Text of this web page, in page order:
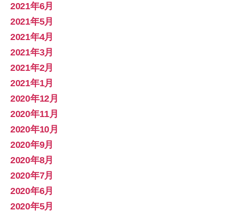
2021年6月
2021年5月
2021年4月
2021年3月
2021年2月
2021年1月
2020年12月
2020年11月
2020年10月
2020年9月
2020年8月
2020年7月
2020年6月
2020年5月